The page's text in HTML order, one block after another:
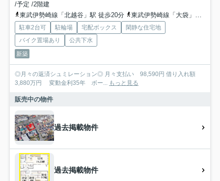
/予定 /2階建
東武伊勢崎線「北越谷」駅 徒歩20分
東武伊勢崎線「大袋」駅 徒歩25分
駐車2台可 駐輪場 宅配ボックス
閑静な住宅地
バイク置場あり
公共下水
新築
◎月々の返済シュミレーション◎ 月々支払い 98,590円 借り入れ額
3,880万円 変動金利35年 ボー... もっと見る
販売中の物件
過去掲載物件
過去掲載物件